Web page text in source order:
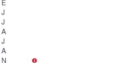
E
J
J
A
J
A
N